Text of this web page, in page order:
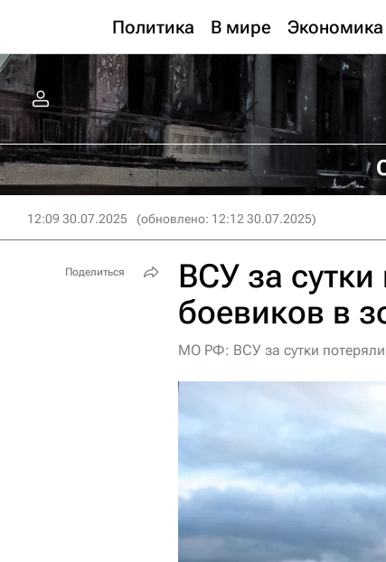
Политика В мире Экономика
12:09 30.07.2025 (обновлено: 12:12 30.07.2025)
ВСУ за
боевиков в
МО РФ: ВСУ за сутки
Поделиться